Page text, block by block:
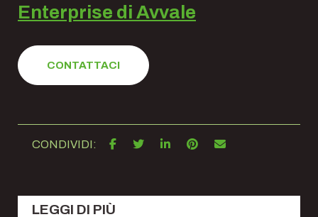
Enterprise di Avvale
CONTATTACI
CONDIVIDI:
LEGGI DI PIÙ